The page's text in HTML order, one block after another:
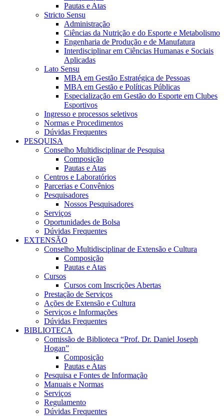
Pautas e Atas
Stricto Sensu
Administração
Ciências da Nutrição e do Esporte e Metabolismo
Engenharia de Produção e de Manufatura
Interdisciplinar em Ciências Humanas e Sociais
Aplicadas
Lato Sensu
MBA em Gestão Estratégica de Pessoas
MBA em Gestão e Políticas Públicas
Especialização em Gestão do Esporte em Clubes
Esportivos
Ingresso e processos seletivos
Normas e Procedimentos
Dúvidas Frequentes
PESQUISA
Conselho Multidisciplinar de Pesquisa
Composição
Pautas e Atas
Centros e Laboratórios
Parcerias e Convênios
Pesquisadores
Nossos Pesquisadores
Serviços
Oportunidades de Bolsa
Dúvidas Frequentes
EXTENSÃO
Conselho Multidisciplinar de Extensão e Cultura
Composição
Pautas e Atas
Cursos
Cursos com Inscrições Abertas
Prestação de Serviços
Ações de Extensão e Cultura
Serviços e Informações
Dúvidas Frequentes
BIBLIOTECA
Comissão de Biblioteca “Prof. Dr. Daniel Joseph
Hogan”
Composição
Pautas e Atas
Pesquisa e Fontes de Informação
Manuais e Normas
Serviços
Regulamento
Dúvidas Frequentes